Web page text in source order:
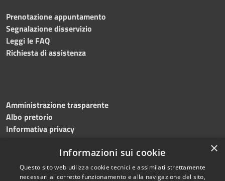
Prenotazione appuntamento
Segnalazione disservizio
Leggi le FAQ
Richiesta di assistenza
Amministrazione trasparente
Albo pretorio
Informativa privacy
Dichiarazione di accessibilità Meccanismo di feedback ×
Informazioni sui cookie
Questo sito web utilizza cookie tecnici e assimilati strettamente
necessari al corretto funzionamento e alla navigazione del sito,